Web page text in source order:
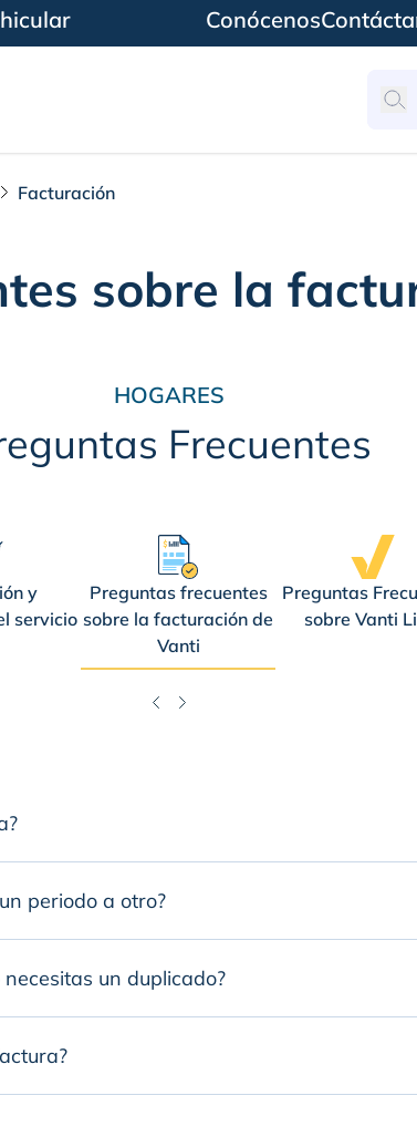
Conócenos
Facturación
sobre la
HOGARES
Frecuentes
y
servicio
Preguntas frecuentes
sobre la facturación de
Vanti
Preguntas
sobre Vanti
periodo a otro?
un duplicado?